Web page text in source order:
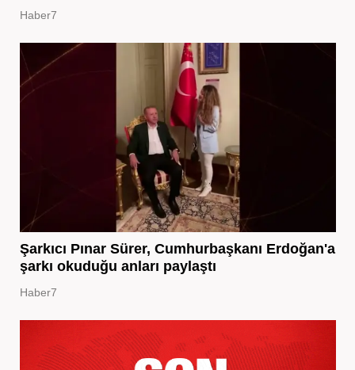
Haber7
Şarkıcı Pınar Sürer, Cumhurbaşkanı Erdoğan'a
şarkı okuduğu anları paylaştı
Haber7